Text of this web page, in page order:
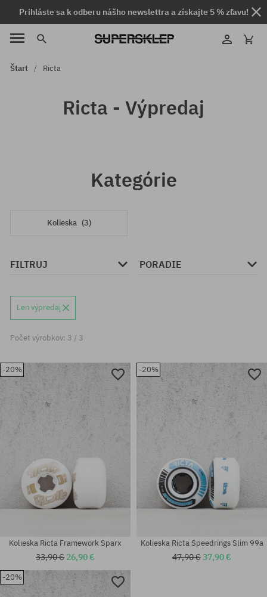
Prihláste sa k odberu nášho newslettra a získajte 5 % zľavu!
Štart Ricta
Ricta - Výpredaj
Kategórie
Kolieska (3)
FILTRUJ PORADIE
Len výpredaj
Počet výrobkov: 3 / 3
-20%
Kolieska Ricta Framework Sparx
33,90 € 26,90 €
-20%
Kolieska Ricta Speedrings Slim 99a
47,90 €37,90 €
-20%